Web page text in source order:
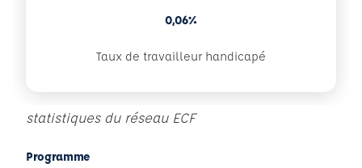
0,06%
Taux de travailleur handicapé
statistiques du réseau ECF
Programme